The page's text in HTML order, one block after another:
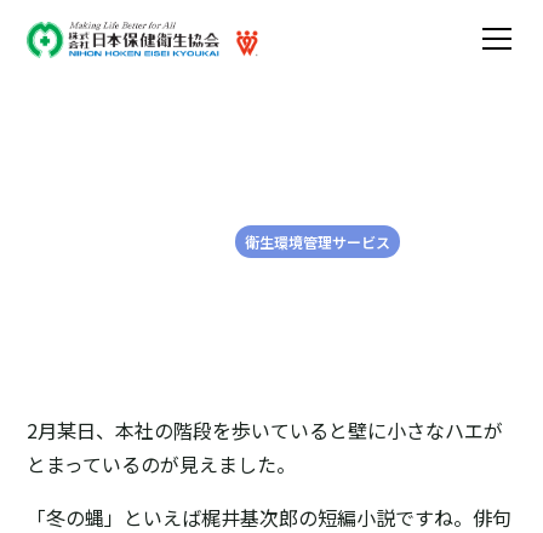
衛生環境管理サービス
2月某日、本社の階段を歩いていると壁に小さなハエが
とまっているのが見えました。
「冬の蝿」といえば梶井基次郎の短編小説ですね。俳句